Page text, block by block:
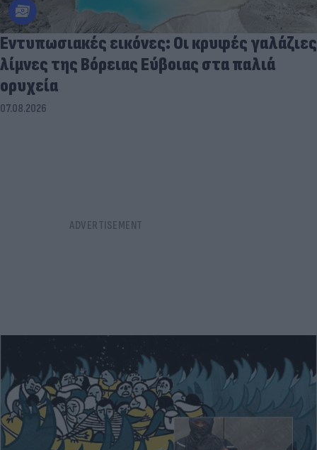
Εντυπωσιακές εικόνες: Οι κρυφές γαλάζιες
λίμνες της Βόρειας Εύβοιας στα παλιά
ορυχεία
07.08.2026